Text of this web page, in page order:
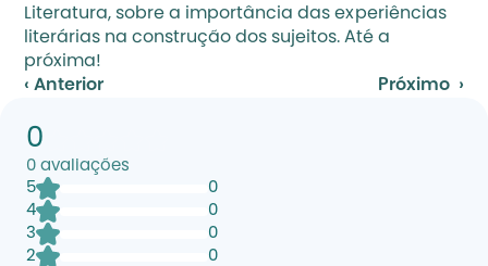
Literatura, sobre a importância das experiências
literárias na construção dos sujeitos. Até a
próxima!
‹ Anterior
Próximo  ›
0
0 avaliações
5
0
4
0
3
0
2
0